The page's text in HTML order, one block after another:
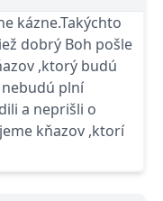
kázne.Takýchto
dobrý Boh pošle
,ktorý budú
nebudú plní
a neprišli o
kňazov ,ktorí